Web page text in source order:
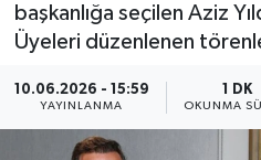
başkanlığa seçilen Aziz
Üyeleri düzenlenen
10.06.2026 - 15:59
YAYINLANMA
1 DK
OKUNMA
SPOR
SAĞLIK
Son Dakika Haberleri